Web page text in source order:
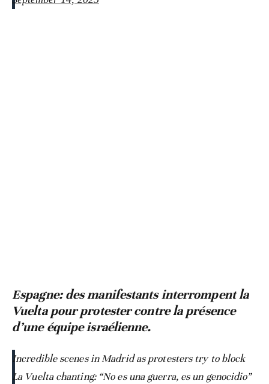
Espagne: des manifestants interrompent la
Vuelta pour protester contre la présence
d’une équipe israélienne.
Incredible scenes in Madrid as protesters try to block
La Vuelta chanting: “No es una guerra, es un genocidio”